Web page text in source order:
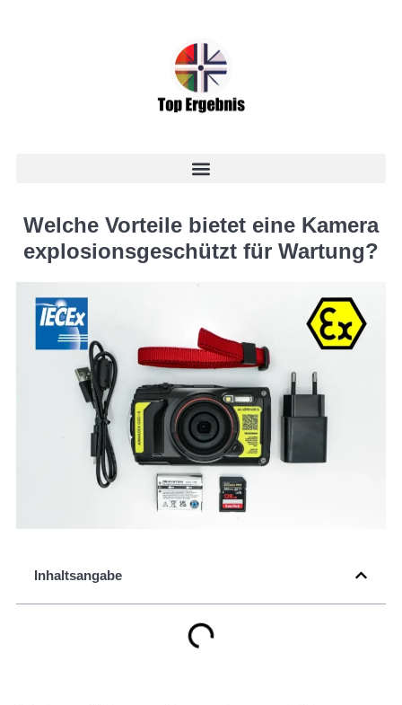
Welche Vorteile bietet eine Kamera
explosionsgeschützt für Wartung?
Inhaltsangabe